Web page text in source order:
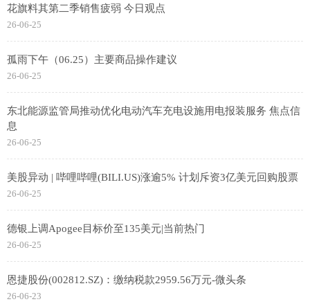
花旗料其第二季销售疲弱 今日观点
26-06-25
孤雨下午（06.25）主要商品操作建议
26-06-25
东北能源监管局推动优化电动汽车充电设施用电报装服务 焦点信
息
26-06-25
美股异动 | 哔哩哔哩(BILI.US)涨逾5% 计划斥资3亿美元回购股票
26-06-25
德银上调Apogee目标价至135美元|当前热门
26-06-25
恩捷股份(002812.SZ)：缴纳税款2959.56万元-微头条
26-06-23